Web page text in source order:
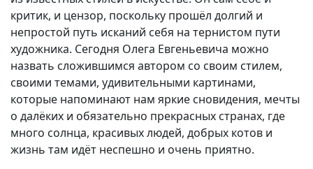
критик, и цензор, поскольку прошёл долгий и
непростой путь исканий себя на тернистом пути
художника. Сегодня Олега Евгеньевича можно
назвать сложившимся автором со своим стилем,
своими темами, удивительными картинами,
которые напоминают нам яркие сновидения, мечты
о далёких и обязательно прекрасных странах, где
много солнца, красивых людей, добрых котов и
жизнь там идёт неспешно и очень приятно.